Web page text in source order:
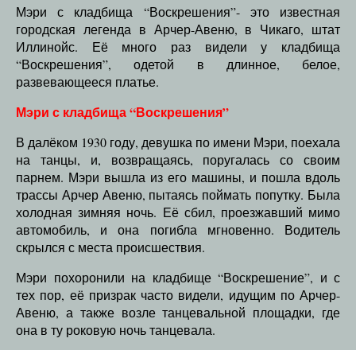
Мэри с кладбища “Воскрешения”- это известная
городская легенда в Арчер-Авеню, в Чикаго, штат
Иллинойс. Её много раз видели у кладбища
“Воскрешения”, одетой в длинное, белое,
развевающееся платье.
Мэри с кладбища “Воскрешения”
В далёком 1930 году, девушка по имени Мэри, поехала
на танцы, и, возвращаясь, поругалась со своим
парнем. Мэри вышла из его машины, и пошла вдоль
трассы Арчер Авеню, пытаясь поймать попутку. Была
холодная зимняя ночь. Её сбил, проезжавший мимо
автомобиль, и она погибла мгновенно. Водитель
скрылся с места происшествия.
Мэри похоронили на кладбище “Воскрешение”, и с
тех пор, её призрак часто видели, идущим по Арчер-
Авеню, а также возле танцевальной площадки, где
она в ту роковую ночь танцевала.